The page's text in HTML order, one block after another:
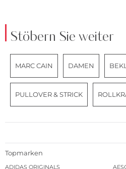
Stöbern Sie weiter
MARC CAIN DAMEN
PULLOVER & STRICK
Topmarken
ADIDAS ORIGINALS